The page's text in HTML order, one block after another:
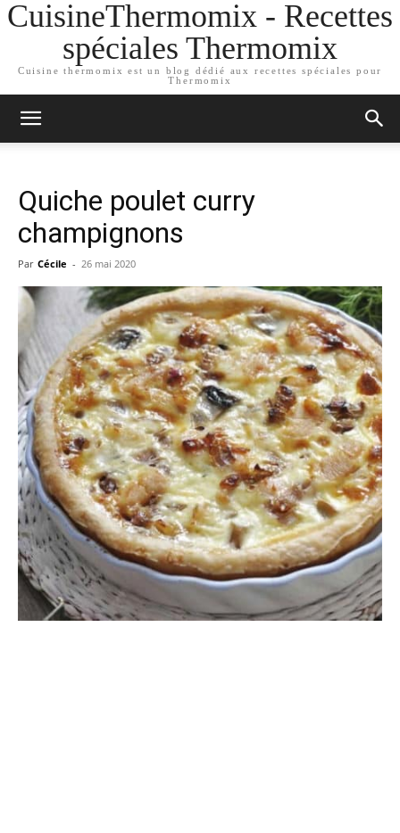
CuisineThermomix - Recettes
spéciales Thermomix
Cuisine thermomix est un blog dédié aux recettes spéciales pour
Thermomix
Quiche poulet curry
champignons
Par Cécile - 26 mai 2020